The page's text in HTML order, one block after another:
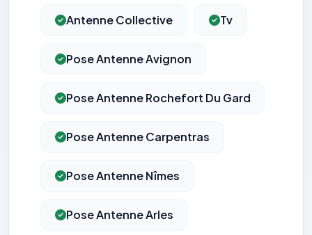
Antenne Collective Tv
Pose Antenne Avignon
Pose Antenne Rochefort Du Gard
Pose Antenne Carpentras
Pose Antenne Nîmes
Pose Antenne Arles